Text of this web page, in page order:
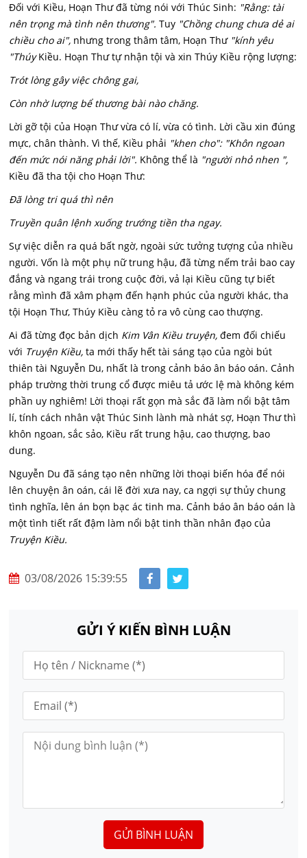
Đối với Kiều, Hoạn Thư đã từng nói với Thúc Sinh: "Rằng: tài
nên trọng mà tình nên thương". Tuy "Chồng chung chưa dẻ ai
chiều cho ai", nhưng trong thâm tâm, Hoạn Thư "kính yêu
"ThúyKiều. Hoạn Thư tự nhận tội và xin Thúy Kiều rộng lượng:
Trót lòng gây việc chông gai,
Còn nhờ lượng bể thương bài nào chăng.
Lời gỡ tội của Hoạn Thư vừa có lí, vừa có tình. Lời cầu xin đúng
mực, chân thành. Vì thế, Kiều phải "khen cho": "Khôn ngoan
đến mức nói năng phải lời". Không thể là "người nhỏ nhen ",
Kiều đã tha tội cho Hoạn Thư:
Đã lòng tri quá thì nên
Truyền quân lệnh xuống trướng tiền tha ngay.
Sự việc diễn ra quá bất ngờ, ngoài sức tưởng tượng của nhiều
người. Vốn là một phụ nữ trung hậu, đã từng nếm trải bao cay
đắng và ngang trái trong cuộc đời, vả lại Kiều cũng tự biết
rằng mình đã xâm phạm đến hạnh phúc của người khác, tha
tội Hoạn Thư, Thúy Kiều càng tỏ ra vô cùng cao thượng.
Ai đã từng đọc bản dịch Kim Vân Kiều truyện, đem đối chiếu
với Truyện Kiều,ta mới thấy hết tài sáng tạo của ngòi bút
thiên tài Nguyễn Du, nhất là trong cảnh báo ân báo oán. Cảnh
pháp trường thời trung cổ được miêu tả ước lệ mà không kém
phần uy nghiêm! Lời thoại rất gọn mà sắc đã làm nổi bật tâm
lí, tính cách nhân vật Thúc Sinh lành mà nhát sợ, Hoạn Thư thì
khôn ngoan, sắc sảo, Kiều rất trung hậu, cao thượng, bao
dung.
Nguyễn Du đã sáng tạo nên những lời thoại biến hóa để nói
lên chuyện ân oán, cái lẽ đời xưa nay, ca ngợi sự thủy chung
tình nghĩa, lên án bọn bạc ác tinh ma. Cảnh báo ân báo oán là
một tình tiết rất đậm làm nổi bật tinh thần nhân đạo của
Truyện Kiều.
03/08/2026 15:39:55
GỬI Ý KIẾN BÌNH LUẬN
GỬI BÌNH LUẬN